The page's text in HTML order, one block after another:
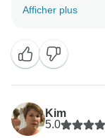
d'apprendre
cachés, les
adaptées à vos
sera ravie
vraiment votre
de vous
Afficher plus
Kim
5.0